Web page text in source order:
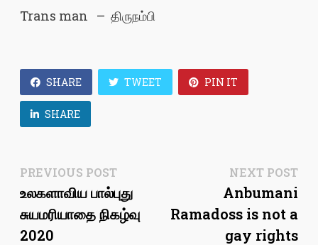
Trans man – திருநம்பி
SHARE TWEET PIN IT
SHARE
Post
navigation
PREVIOUS POSTPrevious
post:
உலகளாவிய பால்புது
சுயமரியாதை நிகழ்வு
2020
NEXT POST
Anbumani
Ramadoss is not a
gay rights